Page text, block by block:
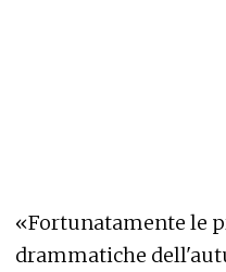
«Fortunatamente le
drammatiche